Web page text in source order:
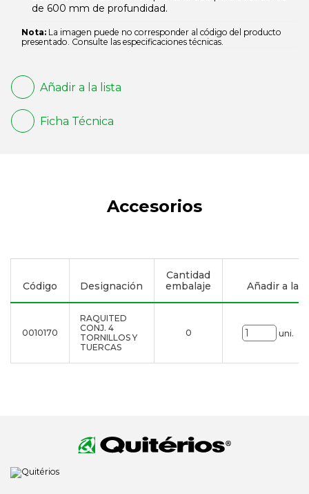
de 600 mm de profundidad.
Nota: La imagen puede no corresponder al código del producto
presentado. Consulte las especificaciones técnicas.
Añadir a la lista
Ficha Técnica
Accesorios
Código Designación
Cantidad
embalaje
Añadir a la
0010170
RAQUITED
CONJ. 4
TORNILLOS Y
TUERCAS
0 uni.